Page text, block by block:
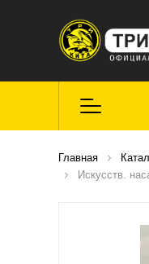
Главная
Искусств.